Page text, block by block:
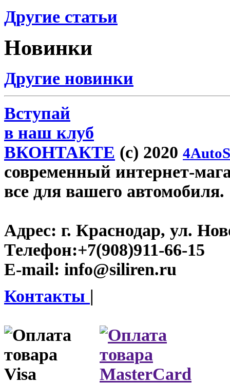
Другие статьи
Новинки
Другие новинки
Вступай
в наш клуб
ВКОНТАКТЕ (c) 2020
современный интернет-
все для вашего автомобиля.
Адрес: г. Краснодар, ул.
Телефон:+7(908)911-66-15
E-mail: info@siliren.ru
Контакты |